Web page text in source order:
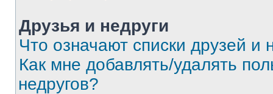
Друзья и недруги
Что означают списки друзей и
Как мне добавлять/удалять
недругов?